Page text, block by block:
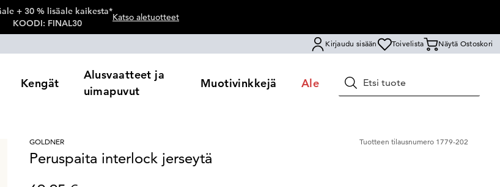
+ 30 % lisäale kaikesta*
KOODI: FINAL30
Katso aletuotteet
Kirjaudu sisään Toivelista Näytä Ostoskori
Kengät
Alusvaatteet ja
uimapuvut
Muotivinkkejä Ale Hae
GOLDNER
Tuotteen tilausnumero 1779-202
Peruspaita interlock jerseytä